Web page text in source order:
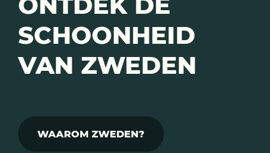
SCHOONHEID
VAN ZWEDEN
WAAROM ZWEDEN?